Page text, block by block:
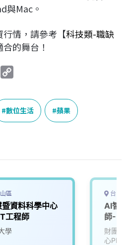
與Mac。
情，請參考【科技類-職缺
的舞台！
p
y
L
k
數位生活 蘋果
區
暨資料科學中心
工程師
學
台中
AI智
師-
財團法
心PMC